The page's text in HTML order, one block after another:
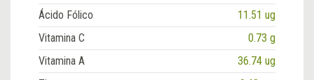
Ácido Fólico
11.51 ug
Vitamina C
0.73 g
Vitamina A
36.74 ug